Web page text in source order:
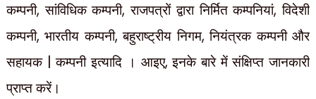
कम्पनी,सांविधिक कम्पनी,राजपत्रों द्वारा निर्मित कम्पनियां,विदेशी
कम्पनी,भारतीय कम्पनी,बहुराष्ट्रीय निगम,नियंत्रक कम्पनी और
सहायक
|कम्पनी इत्यादि । आइए,इनके बारे में संक्षिप्त जानकारी
प्राप्त करें।